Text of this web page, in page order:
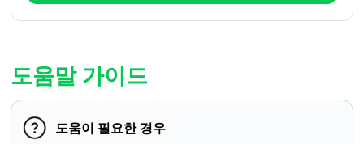
도움말 가이드
도움이 필요한 경우